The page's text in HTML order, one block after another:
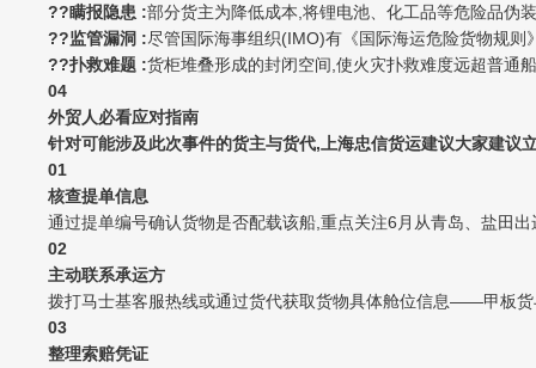
??瞒报隐患 :部分货主为降低成本,将锂电池、化工品等危险品伪
??监管漏洞 :尽管国际海事组织(IMO)有《国际海运危险货物规
??扑救难题 :货柜堆叠形成的封闭空间,使火灾扑救难度远超普通
04
外贸人必看应对指南
针对可能涉及此次事件的货主与货代,上海忠信货运建议大家建议
01
核查提单信息
通过提单编号确认货物是否配载该船,重点关注6月从青岛、盐田
02
主动联系承运方
拨打马士基客服热线或通过货代获取货物具体舱位信息——甲板
03
整理索赔凭证